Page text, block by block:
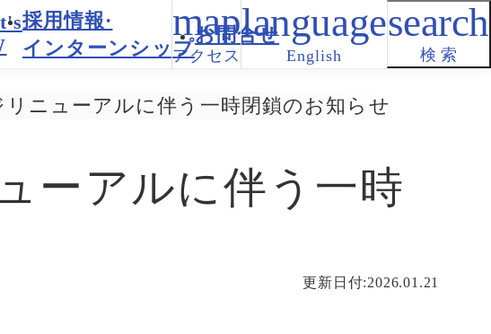
採用情報·
インターンシップ
お問合せ
アクセス English 検 索
ニューアルに伴う一時閉鎖のお知らせ
ーアルに伴う一時
更新日付:2026.01.21